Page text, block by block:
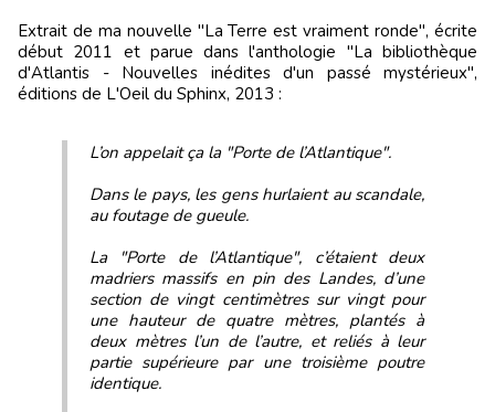
Extrait de ma nouvelle "La Terre est vraiment ronde", écrite
début 2011 et parue dans l'anthologie "La bibliothèque
d'Atlantis - Nouvelles inédites d'un passé mystérieux",
éditions de L'Oeil du Sphinx, 2013 :
L’on appelait ça la "Porte de l’Atlantique".
Dans le pays, les gens hurlaient au scandale,
au foutage de gueule.
La "Porte de l’Atlantique", c’étaient deux
madriers massifs en pin des Landes, d’une
section de vingt centimètres sur vingt pour
une hauteur de quatre mètres, plantés à
deux mètres l’un de l’autre, et reliés à leur
partie supérieure par une troisième poutre
identique.